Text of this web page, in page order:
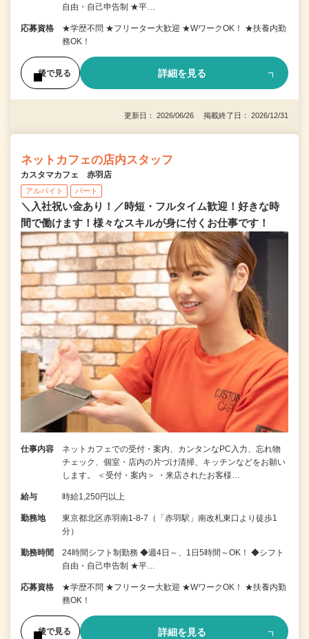
自由・自己申告制 ★平…
応募資格
★学歴不問 ★フリーター大歓迎 ★WワークOK！ ★扶養内勤
務OK！
後で見る 詳細を見る
更新日： 2026/06/26 掲載終了日： 2026/12/31
ネットカフェの店内スタッフ
カスタマカフェ 赤羽店
アルバイト パート
＼入社祝い金あり！／時短・フルタイム歓迎！好きな時
間で働けます！様々なスキルが身に付くお仕事です！
仕事内容
ネットカフェでの受付・案内、カンタンなPC入力、忘れ物
チェック、個室・店内の片づけ清掃、キッチンなどをお願い
します。 ＜受付・案内＞ ・来店されたお客様…
給与 時給1,250円以上
勤務地
東京都北区赤羽南1-8-7（「赤羽駅」南改札東口より徒歩1
分）
勤務時間
24時間シフト制勤務 ◆週4日～、1日5時間～OK！ ◆シフト
自由・自己申告制 ★平…
応募資格
★学歴不問 ★フリーター大歓迎 ★WワークOK！ ★扶養内勤
務OK！
後で見る 詳細を見る